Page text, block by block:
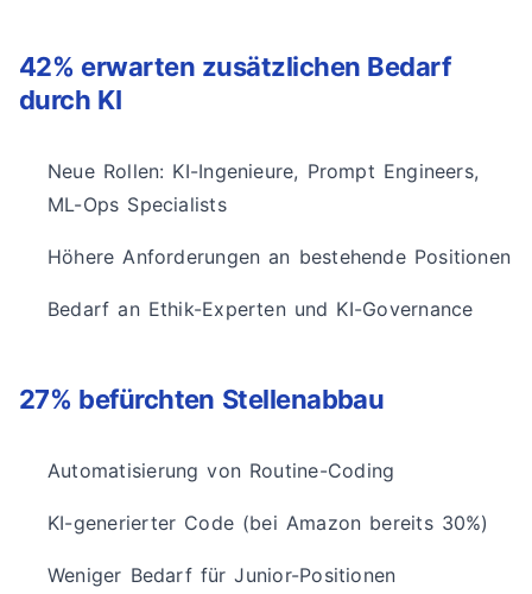
42% erwarten zusätzlichen Bedarf
durch KI
Neue Rollen: KI-Ingenieure, Prompt Engineers,
ML-Ops Specialists
Höhere Anforderungen an bestehende Positionen
Bedarf an Ethik-Experten und KI-Governance
27% befürchten Stellenabbau
Automatisierung von Routine-Coding
KI-generierter Code (bei Amazon bereits 30%)
Weniger Bedarf für Junior-Positionen